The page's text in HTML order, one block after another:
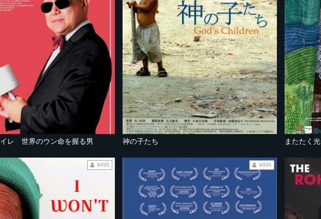
レ 世界のウン命を握る男 神の子たち またたく光
¥495 ¥495